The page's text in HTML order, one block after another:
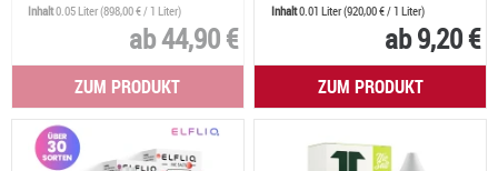
Inhalt0.05 Liter(898,00 €/ 1 Liter)
ab 44,90 €
ZUM PRODUKT
Inhalt0.01 Liter(920,00 €/ 1 Liter)
ab 9,20 €
ZUM PRODUKT